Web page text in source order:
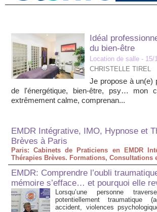
Idéal
du bien-être
Location de salle - 15/
CHRISTELLE TIREL
Je propose à un(e)
de l'énergétique, bien-être, psy… mon
extrêmement calme, comprenan...
EMDR Intégrative, IMO, Hypnose et
Brèves à Paris
Paris: Cabinets de Praticiens en EMDR
Thérapies Brèves. Formations, Consultations
EMDR: Comprendre l’oubli
mémoire s’efface… et pourquoi elle
Lorsqu’une personne
potentiellement traumatique
accident, violences